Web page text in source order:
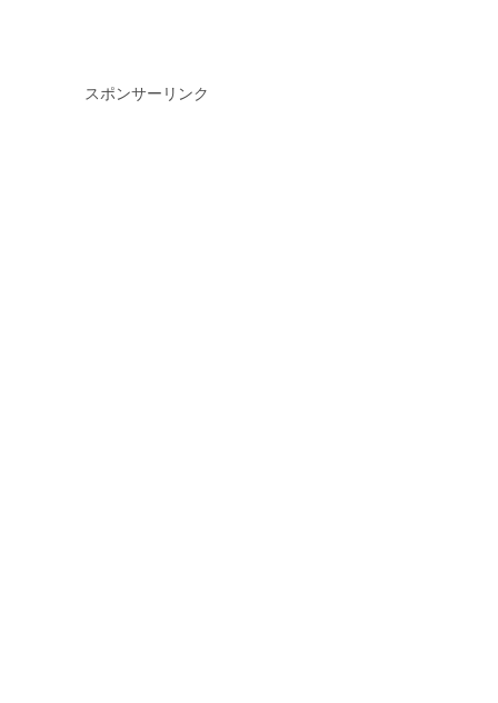
スポンサーリンク